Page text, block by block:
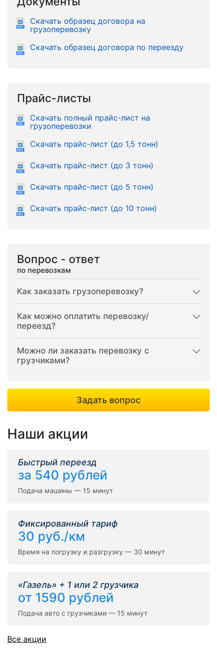
Скачать образец договора на
грузоперевозку
Скачать образец договора по переезду
Прайс-листы
Скачать полный прайс-лист на
грузоперевозки
Скачать прайс-лист (до 1,5 тонн)
Скачать прайс-лист (до 3 тонн)
Скачать прайс-лист (до 5 тонн)
Скачать прайс-лист (до 10 тонн)
Вопрос - ответ
по перевозкам
Как заказать грузоперевозку?
Как можно оплатить перевозку/
переезд?
Можно ли заказать перевозку с
грузчиками?
Задать вопрос
Наши акции
Быстрый переезд
за 540 рублей
Подача машины — 15 минут
Фиксированный тариф
30 руб./км
Время на погрузку и разгрузку — 30 минут
«Газель» + 1 или 2 грузчика
от 1590 рублей
Подача авто с грузчиками — 15 минут
Все акции